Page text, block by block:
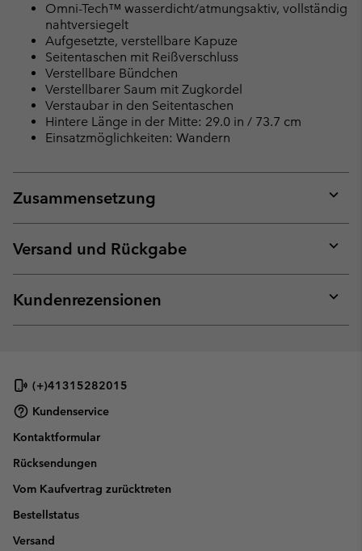
Omni-Tech™ wasserdicht/atmungsaktiv, vollständig
nahtversiegelt
Aufgesetzte, verstellbare Kapuze
Seitentaschen mit Reißverschluss
Verstellbare Bündchen
Verstellbarer Saum mit Zugkordel
Verstaubar in den Seitentaschen
Hintere Länge in der Mitte: 29.0 in / 73.7 cm
Einsatzmöglichkeiten: Wandern
Zusammensetzung
or
Versand und Rückgabe
or
Kundenrezensionen
or
(+)41315282015
Kundenservice
Kontaktformular
Rücksendungen
Vom Kaufvertrag zurücktreten
Bestellstatus
Versand